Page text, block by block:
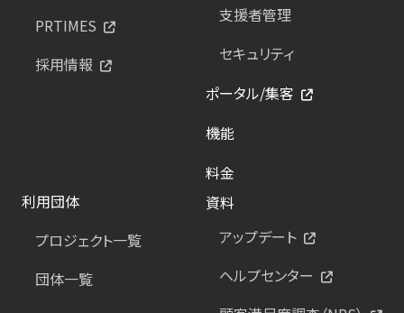
PRTIMES
採用情報
支援者管理
セキュリティ
ポータル/集客
機能
料金
利用団体
プロジェクト一覧
団体一覧
資料
アップデート
ヘルプセンター